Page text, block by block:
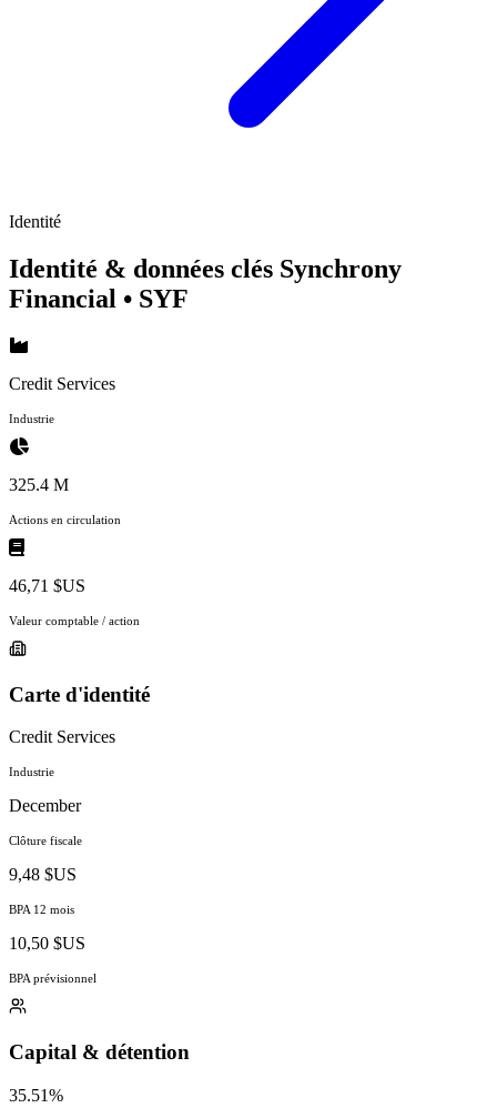
Identité
Identité & données clés Synchrony
Financial • SYF
Credit Services
Industrie
325.4 M
Actions en circulation
46,71 $US
Valeur comptable / action
Carte d'identité
Credit Services
Industrie
December
Clôture fiscale
9,48 $US
BPA 12 mois
10,50 $US
BPA prévisionnel
Capital & détention
35.51%